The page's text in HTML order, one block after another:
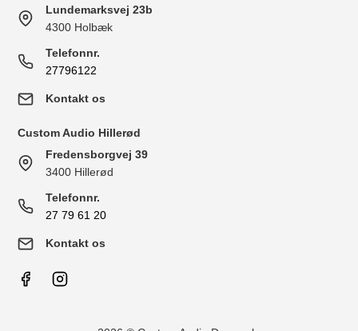
Lundemarksvej 23b
4300 Holbæk
Telefonnr.
27796122
Kontakt os
Custom Audio Hillerød
Fredensborgvej 39
3400 Hillerød
Telefonnr.
27 79 61 20
Kontakt os